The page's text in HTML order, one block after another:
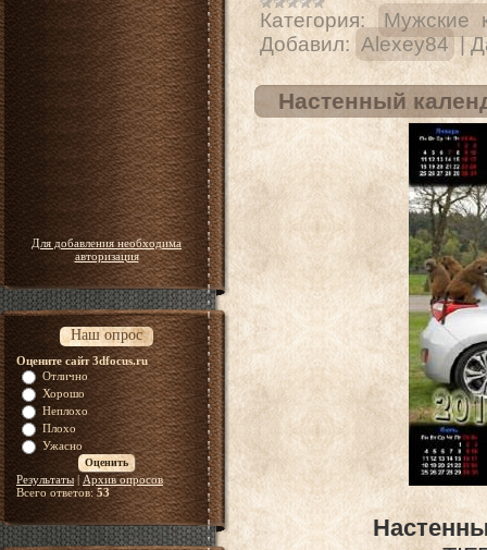
Для добавления необходима
авторизация
Наш опрос
Оцените сайт 3dfocus.ru
Отлично
Хорошо
Неплохо
Плохо
Ужасно
Результаты| Архив опросов
Всего ответов:53
Категория:
Мужские
Добавил: Alexey84 |
Настенный